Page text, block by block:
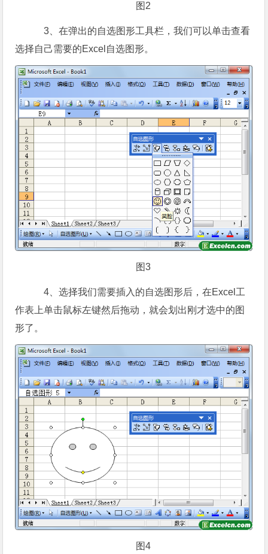
图2
3、在弹出的自选图形工具栏，我们可以单击查看
选择自己需要的Excel自选图形。
图3
4、选择我们需要插入的自选图形后，在Excel工
作表上单击鼠标左键然后拖动，就会划出刚才选中的图
形了。
图4